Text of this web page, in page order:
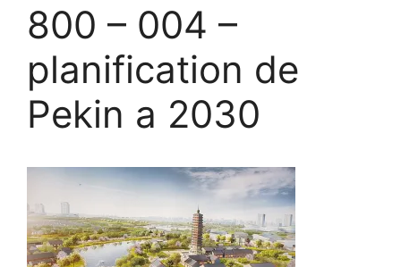
800 – 004 –
planification de
Pekin a 2030